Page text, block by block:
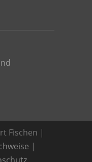
Fischen |
|